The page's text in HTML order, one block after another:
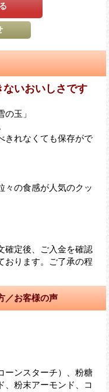
いおいしさです
の玉」
きれなくても保存がで
々の食感が人気のクッ
確定後、ご入金を確認
おります。ご了承の程
／お客様の声
ーンスターチ）、粉糖
、粉末アーモンド、コ